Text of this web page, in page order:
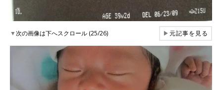
▼次の画像は下へスクロール (25/26) ▶元記事を見る